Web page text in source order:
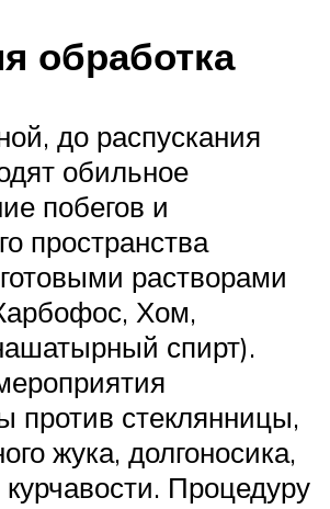
обработка
до распускания
обильное
побегов и
пространства
растворами
Хом,
спирт).
против стеклянницы,
жука, долгоносика,
курчавости. Процедуру